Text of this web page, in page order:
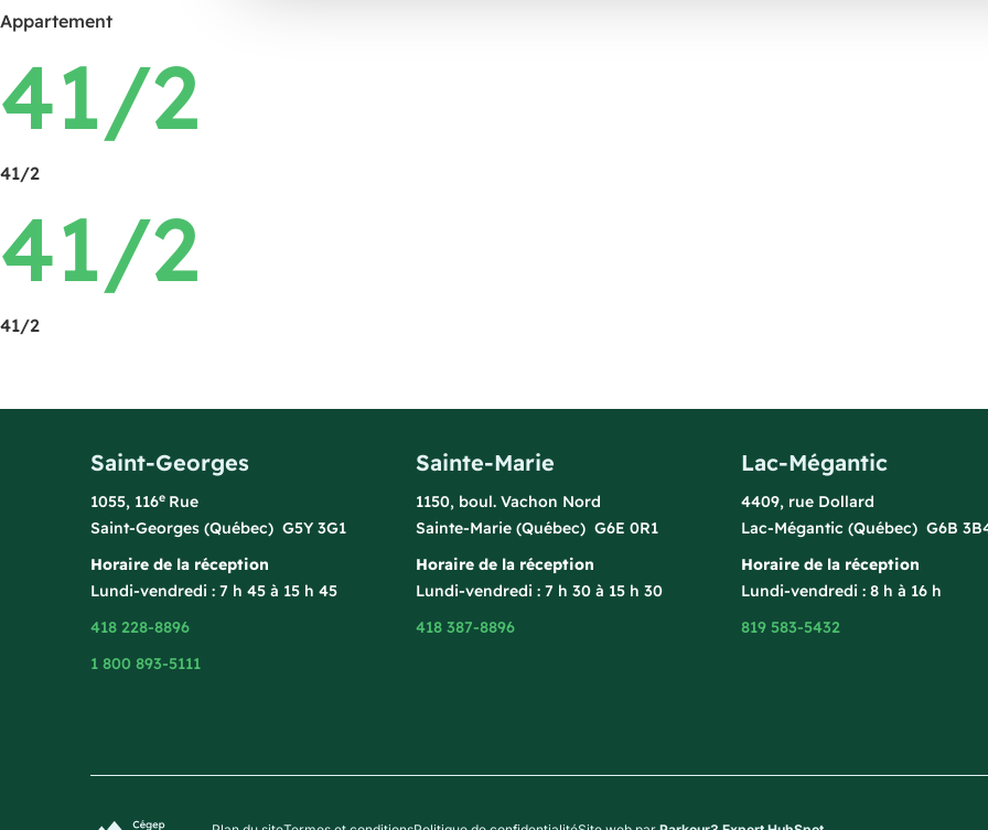
Appartement
41/2
41/2
41/2
41/2
Saint-Georges
1055, 116e Rue
Saint-Georges (Québec) G5Y 3G1
Horaire de la réception
Lundi-vendredi : 7 h 45 à 15 h 45
418 228-8896
1 800 893-5111
Sainte-Marie
1150, boul. Vachon Nord
Sainte-Marie (Québec) G6E 0R1
Horaire de la réception
Lundi-vendredi : 7 h 30 à 15 h 30
418 387-8896
Lac-Mégantic
4409, rue Dollard
Lac-Mégantic (Québec) G6B
Horaire de la réception
Lundi-vendredi : 8 h à 16 h
819 583-5432